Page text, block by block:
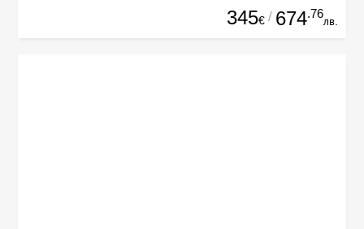
345€ / 674.76
лв.